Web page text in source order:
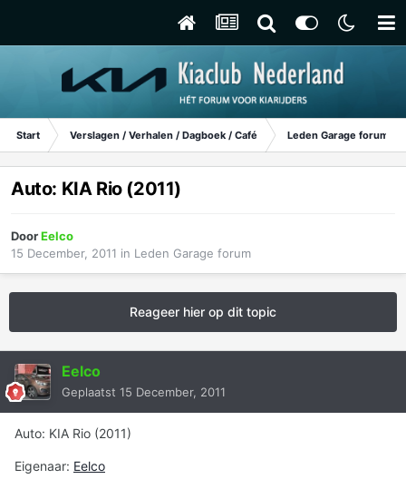
Start Verslagen / Verhalen / Dagboek / Café Leden Garage forum
Auto: KIA Rio (2011)
DoorEelco
15 December, 2011 in Leden Garage forum
Reageer hier op dit topic
Eelco
Geplaatst 15 December, 2011
Auto: KIA Rio (2011)
Eigenaar: Eelco